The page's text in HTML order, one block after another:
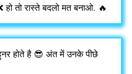
तो रास्ते बदलो मत बनाओ. 🔥
होते है 😎 अंत में उनके पीछे